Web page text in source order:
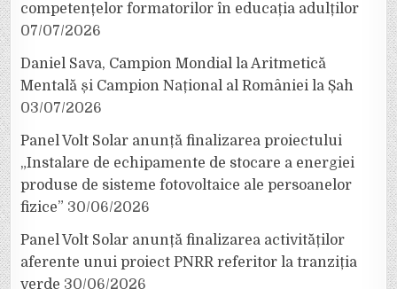
competențelor formatorilor în educația adulților
07/07/2026
Daniel Sava, Campion Mondial la Aritmetică
Mentală și Campion Național al României la Șah
03/07/2026
Panel Volt Solar anunță finalizarea proiectului
„Instalare de echipamente de stocare a energiei
produse de sisteme fotovoltaice ale persoanelor
fizice” 30/06/2026
Panel Volt Solar anunță finalizarea activităților
aferente unui proiect PNRR referitor la tranziția
verde 30/06/2026